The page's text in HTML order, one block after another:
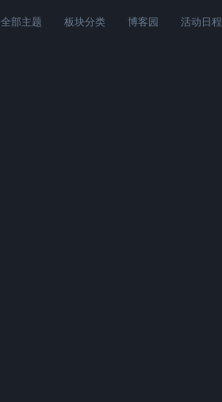
全部主题 板块分类 博客园 活动日程